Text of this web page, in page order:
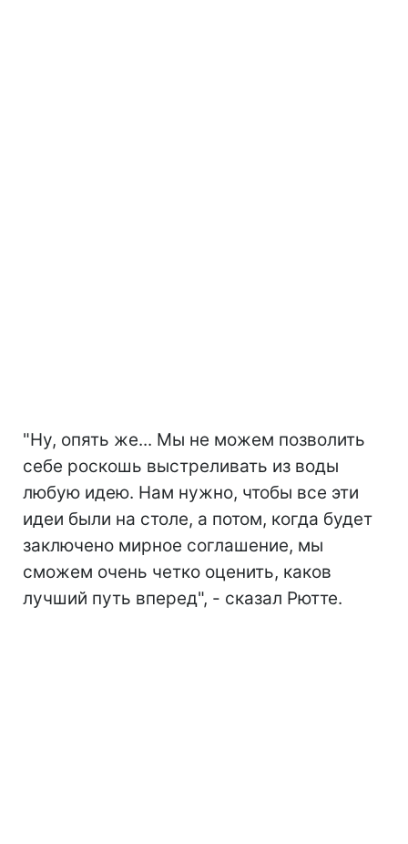
"Ну, опять же... Мы не можем позволить
себе роскошь выстреливать из воды
любую идею. Нам нужно, чтобы все эти
идеи были на столе, а потом, когда будет
заключено мирное соглашение, мы
сможем очень четко оценить, каков
лучший путь вперед", - сказал Рютте.